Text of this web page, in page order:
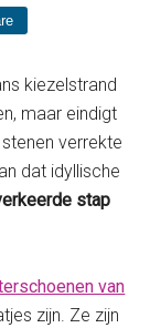
kiezelstrand
maar eindigt
verrekte
dat idyllische
stap
van
zijn. Ze zijn